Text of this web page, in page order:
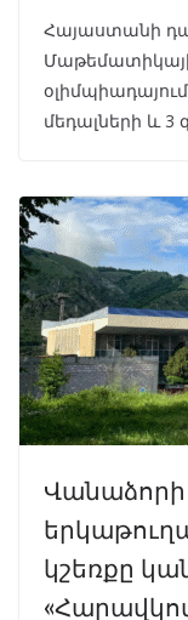
Հայաստանի
մեդալների և 3
կշեռքը